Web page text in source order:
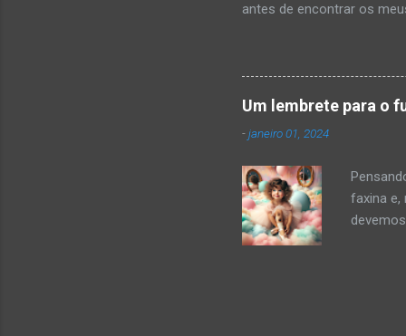
antes de encontrar os
na forma como teu
curva dos teus lábios
no começo. até descobrir
quanto provoca. ou sabe?
Um lembrete para o
-janeiro 01, 2024
faxina e,
coisas
filme